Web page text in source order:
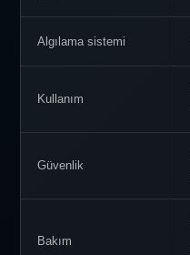
Algılama sistemi
Kullanım
Güvenlik
Bakım